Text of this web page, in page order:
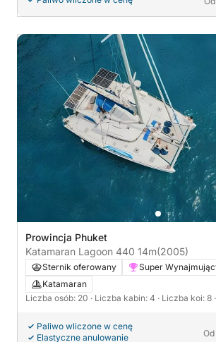
Prowincja Phuket
Katamaran Lagoon 440 14m(2005)
Sternik oferowany
Super
Katamaran
Liczba osób: 20 · Liczba kabin: 4 · Liczba koi: 8
Paliwo wliczone w cenę
Elastyczne anulowanie
Od